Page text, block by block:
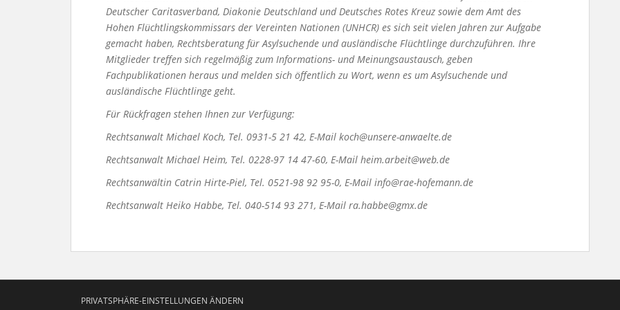
Deutscher Caritasverband, Diakonie Deutschland und Deutsches Rotes Kreuz sowie dem Amt des
Hohen Flüchtlingskommissars der Vereinten Nationen (UNHCR) es sich seit vielen Jahren zur Aufgabe
gemacht haben, Rechtsberatung für Asylsuchende und ausländische Flüchtlinge durchzuführen. Ihre
Mitglieder treffen sich regelmäßig zum Informations- und Meinungsaustausch, geben
Fachpublikationen heraus und melden sich öffentlich zu Wort, wenn es um Asylsuchende und
ausländische Flüchtlinge geht.
Für Rückfragen stehen Ihnen zur Verfügung:
Rechtsanwalt Michael Koch, Tel. 0931-5 21 42, E-Mail koch@unsere-anwaelte.de
Rechtsanwalt Michael Heim, Tel. 0228-97 14 47-60, E-Mail heim.arbeit@web.de
Rechtsanwältin Catrin Hirte-Piel, Tel. 0521-98 92 95-0, E-Mail info@rae-hofemann.de
Rechtsanwalt Heiko Habbe, Tel. 040-514 93 271, E-Mail ra.habbe@gmx.de
PRIVATSPHÄRE-EINSTELLUNGEN ÄNDERN